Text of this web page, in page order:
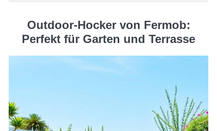
Outdoor-Hocker von Fermob:
Perfekt für Garten und Terrasse